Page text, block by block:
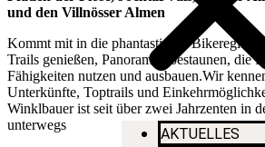
AKTUELLES
und den Villnösser Almen
Kommt mit in die phantastische Bikeregion
Trails genießen, Panoramen bestaunen, die
Fähigkeiten nutzen und ausbauen.Wir
Unterkünfte, Toptrails und
Winklbauer ist seit über zwei Jahrzenten in
unterwegs